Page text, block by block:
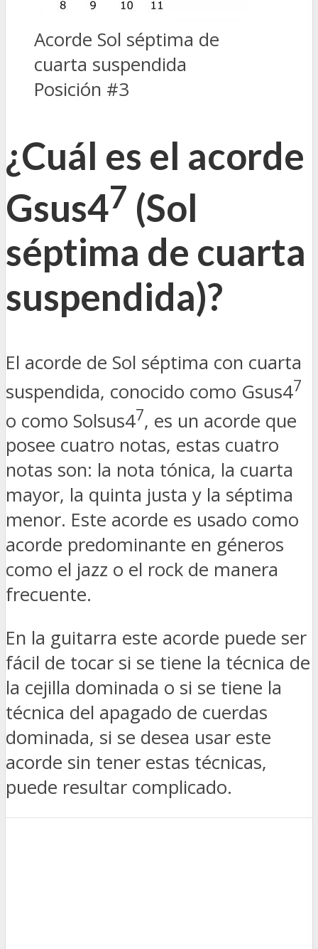
Acorde Sol séptima de
cuarta suspendida
Posición #3
¿Cuál es el acorde
Gsus47 (Sol
séptima de cuarta
suspendida)?
El acorde de Sol séptima con cuarta
suspendida, conocido como Gsus47
o como Solsus47, es un acorde que
posee cuatro notas, estas cuatro
notas son: la nota tónica, la cuarta
mayor, la quinta justa y la séptima
menor. Este acorde es usado como
acorde predominante en géneros
como el jazz o el rock de manera
frecuente.
En la guitarra este acorde puede ser
fácil de tocar si se tiene la técnica de
la cejilla dominada o si se tiene la
técnica del apagado de cuerdas
dominada, si se desea usar este
acorde sin tener estas técnicas,
puede resultar complicado.